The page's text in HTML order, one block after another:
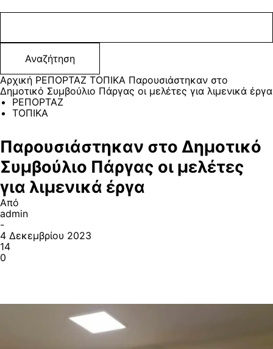
Αρχική ΡΕΠΟΡΤΑΖ ΤΟΠΙΚΑ Παρουσιάστηκαν στο
Δημοτικό Συμβούλιο Πάργας οι μελέτες για λιμενικά έργα
ΡΕΠΟΡΤΑΖ
ΤΟΠΙΚΑ
Παρουσιάστηκαν στο Δημοτικό
Συμβούλιο Πάργας οι μελέτες
για λιμενικά έργα
Από
admin
-
4 Δεκεμβρίου 2023
14
0